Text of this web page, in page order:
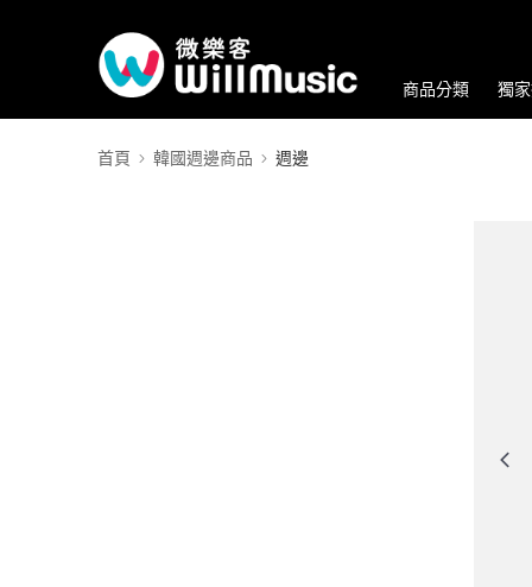
商品分類 獨
首頁 韓國週邊商品 週邊